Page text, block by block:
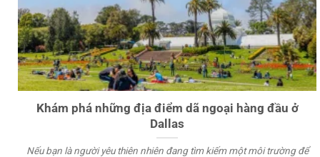
Khám phá những địa điểm dã ngoại hàng đầu ở
Dallas
Nếu bạn là người yêu thiên nhiên đang tìm kiếm một môi trường để